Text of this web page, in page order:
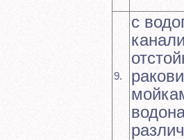
9.
с